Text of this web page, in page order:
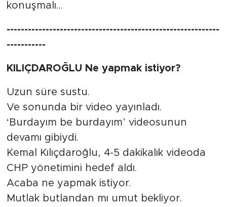
konuşmalı…
------------------------------------------------------------
-----------
KILIÇDAROĞLU Ne yapmak istiyor?
Uzun süre sustu.
Ve sonunda bir video yayınladı.
‘Burdayım be burdayım’ videosunun
devamı gibiydi.
Kemal Kılıçdaroğlu, 4-5 dakikalık videoda
CHP yönetimini hedef aldı.
Acaba ne yapmak istiyor.
Mutlak butlandan mı umut bekliyor.